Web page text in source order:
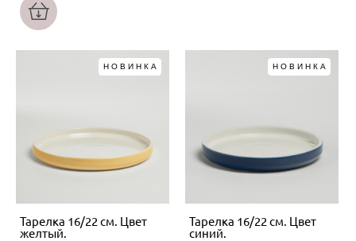
НОВИНКА
Тарелка 16/22 см. Цвет
желтый.
НОВИНКА
Тарелка 16/22 см. Цвет
синий.